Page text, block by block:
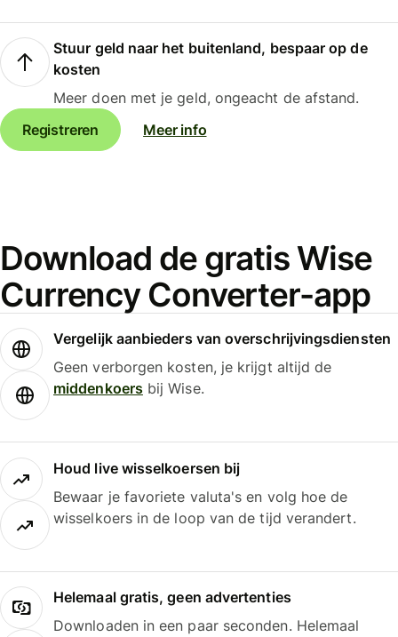
Stuur geld naar het buitenland, bespaar op de
kosten
Meer doen met je geld, ongeacht de afstand.
Registreren
Meer info
Download de gratis Wise
Currency Converter-app
Vergelijk aanbieders van overschrijvingsdiensten
Geen verborgen kosten, je krijgt altijd de
middenkoersbij Wise.
Houd live wisselkoersen bij
Bewaar je favoriete valuta's en volg hoe de
wisselkoers in de loop van de tijd verandert.
Helemaal gratis, geen advertenties
Downloaden in een paar seconden. Helemaal